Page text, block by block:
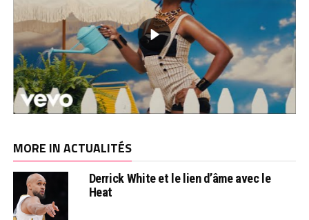
MORE IN ACTUALITÉS
Derrick White et le lien d’âme avec le
Heat